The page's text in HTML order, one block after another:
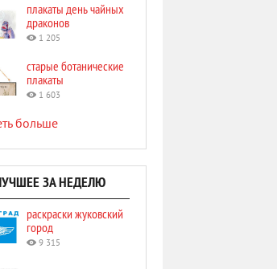
плакаты день чайных
драконов
1 205
старые ботанические
плакаты
1 603
больше
ЗА НЕДЕЛЮ
раскраски жуковский
город
9 315